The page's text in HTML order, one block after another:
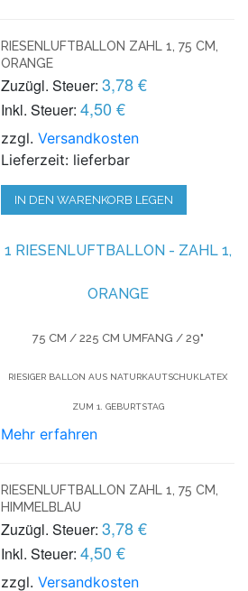
RIESENLUFTBALLON ZAHL 1, 75 CM,
ORANGE
Zuzügl. Steuer: 3,78 €
Inkl. Steuer: 4,50 €
zzgl.Versandkosten
Lieferzeit: lieferbar
IN DEN WARENKORB LEGEN
1 RIESENLUFTBALLON - ZAHL 1,
ORANGE
75 CM / 225 CM UMFANG / 29"
RIESIGER BALLON AUS NATURKAUTSCHUKLATEX
ZUM 1. GEBURTSTAG
Mehr erfahren
RIESENLUFTBALLON ZAHL 1, 75 CM,
HIMMELBLAU
Zuzügl. Steuer: 3,78 €
Inkl. Steuer: 4,50 €
zzgl.Versandkosten